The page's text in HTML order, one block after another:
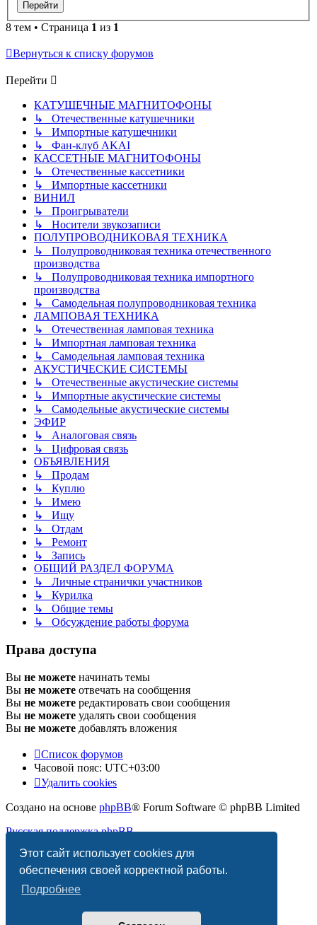
Этот сайт использует cookies для
обеспечения своей корректной работы.
Подробнее
8 тем • Страница 1 из 1
Вернуться к списку форумов
Перейти
КАТУШЕЧНЫЕ МАГНИТОФОНЫ
↳ Отечественные катушечники
↳ Импортные катушечники
↳ Фан-клуб AKAI
КАССЕТНЫЕ МАГНИТОФОНЫ
↳ Отечественные кассетники
↳ Импортные кассетники
ВИНИЛ
↳ Проигрыватели
↳ Носители звукозаписи
ПОЛУПРОВОДНИКОВАЯ ТЕХНИКА
↳ Полупроводниковая техника отечественного
производства
↳ Полупроводниковая техника импортного
производства
↳ Самодельная полупроводниковая техника
ЛАМПОВАЯ ТЕХНИКА
↳ Отечественная ламповая техника
↳ Импортная ламповая техника
↳ Самодельная ламповая техника
АКУСТИЧЕСКИЕ СИСТЕМЫ
↳ Отечественные акустические системы
↳ Импортные акустические системы
↳ Самодельные акустические системы
ЭФИР
↳ Аналоговая связь
↳ Цифровая связь
ОБЪЯВЛЕНИЯ
↳ Продам
↳ Куплю
↳ Имею
↳ Ищу
↳ Отдам
↳ Ремонт
↳ Запись
ОБЩИЙ РАЗДЕЛ ФОРУМА
↳ Личные странички участников
↳ Курилка
↳ Общие темы
↳ Обсуждение работы форума
Права доступа
Вы не можете начинать темы
Вы не можете отвечать на сообщения
Вы не можете редактировать свои сообщения
Вы не можете удалять свои сообщения
Вы не можете добавлять вложения
Список форумов
Часовой пояс: UTC+03:00
Удалить cookies
Создано на основе phpBB® Forum Software © phpBB Limited
Русская поддержка phpBB
Конфиденциальность |Правила